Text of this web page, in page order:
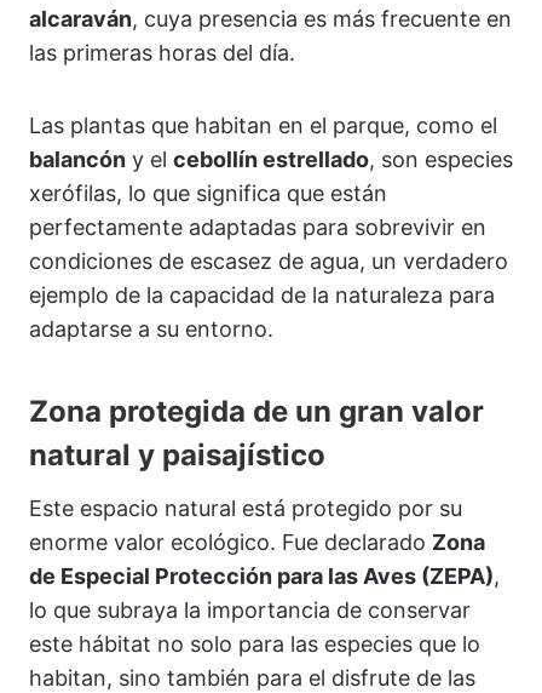
alcaraván, cuya presencia es más frecuente en
las primeras horas del día.
Las plantas que habitan en el parque, como el
balancón y el cebollín estrellado, son especies
xerófilas, lo que significa que están
perfectamente adaptadas para sobrevivir en
condiciones de escasez de agua, un verdadero
ejemplo de la capacidad de la naturaleza para
adaptarse a su entorno.
Zona protegida de un gran valor
natural y paisajístico
Este espacio natural está protegido por su
enorme valor ecológico. Fue declarado Zona
de Especial Protección para las Aves (ZEPA),
lo que subraya la importancia de conservar
este hábitat no solo para las especies que lo
habitan, sino también para el disfrute de las